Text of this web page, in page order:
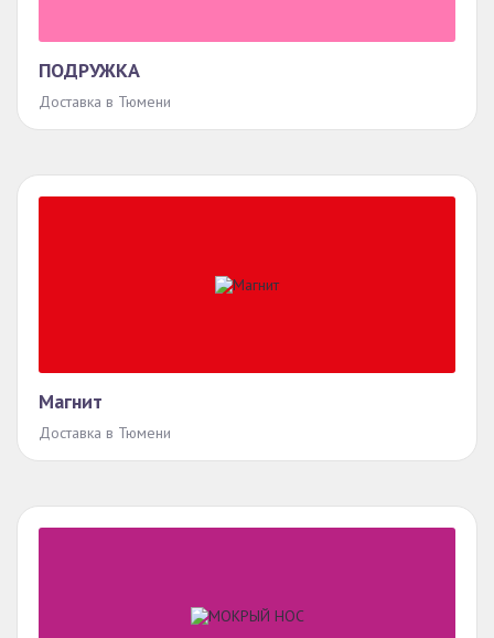
ПОДРУЖКА
Доставка в Тюмени
Магнит
Доставка в Тюмени